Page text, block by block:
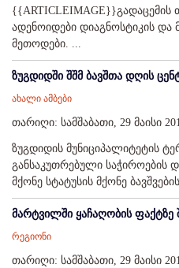
ადენოიდები დიაგნოსტიკის
მეთოდები. ...
ზუგდიდში შშმ ბავშთა დღის
ახალი ამბები
თარიღი: სამშაბათი, 29 მაისი
ზუგდიდის მუნიციპალიტეტის
განსაკუთრებული საჭიროების
მქონე სტატუსის მქონე
მარტვილში ყაჩაღობის ფაქტზე
რეგიონი
თარიღი: სამშაბათი, 29 მაისი